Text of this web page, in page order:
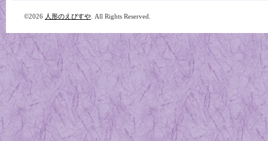
©2026 人形のえびすや . All Rights Reserved.